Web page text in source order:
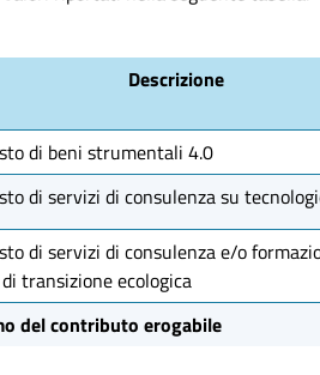
Descrizione
di beni strumentali 4.0
di servizi di consulenza su
di servizi di consulenza e/o
transizione ecologica
del contributo erogabile